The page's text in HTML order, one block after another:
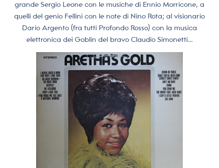
grande Sergio Leone con le musiche di Ennio Morricone, a
quelli del genio Fellini con le note di Nino Rota; al visionario
Dario Argento (fra tutti Profondo Rosso) con la musica
elettronica dei Goblin del bravo Claudio Simonetti…